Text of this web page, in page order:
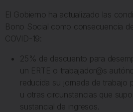
El Gobierno ha actualizado las
Bono Social como consecuencia
COVID-19:
25% de descuento para
un ERTE o trabajador@s
reducida su jornada de trabajo
u otras circunstancias que
sustancial de ingresos.